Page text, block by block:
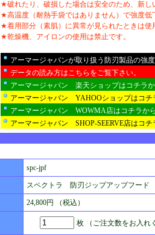
★破れたり、破損した場合は安全のため、新し
★高温度（耐熱手袋ではありません）で強度低
★着用部分（素肌）に異常が見られたときは使
★乾燥機、アイロンの使用は禁止です。
アーマージャパンが取り扱う防刃製品の強
データの読み方はこちらをご覧下さい。
アーマージャパン 楽天ショップはコチラか
アーマージャパン YAHOOショップはコチ
アーマージャパン WOWMA店はコチラから
アーマージャパン SHOP-SEERVE店はコチ
spc-jpf
スペクトラ 防刃ジップアップフード
24,800円 （税込）
枚 （ご注文数をお入れ